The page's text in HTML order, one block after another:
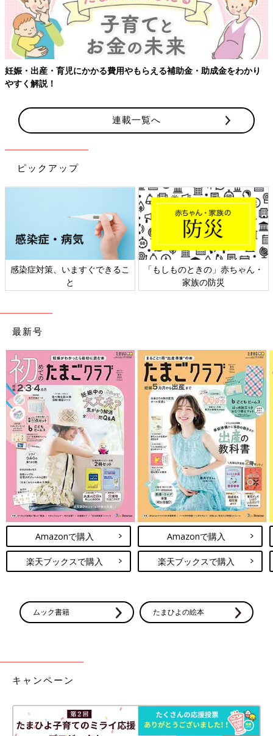
妊娠・出産・育児にかかる費用やもらえる補助金・助成金をわかり
やすく解説！
連載一覧へ
ピックアップ
感染症対策、いますぐできるこ
と
「もしものときの」赤ちゃん・
家族の防災
最新号
Amazonで購入
楽天ブックスで購入
Amazonで購入
楽天ブックスで購入
ムック書籍 たまひよの絵本
キャンペーン